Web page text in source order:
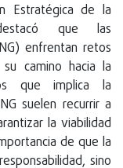
Estratégica de la
que las
enfrentan retos
camino hacia la
que implica la
suelen recurrir a
la viabilidad
de que la
sino